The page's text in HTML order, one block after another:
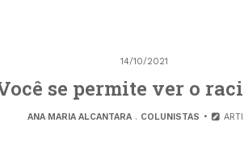
14/10/2021
se permite ver o
ANA MARIA ALCANTARA. COLUNISTAS